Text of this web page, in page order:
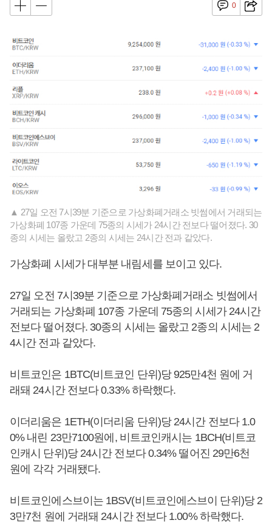
0
▲ 27일 오전 7시39분 기준으로 가상화폐거래소 빗썸에서 거래되는
가상화폐 107종 가운데 75종의 시세가 24시간 전보다 떨어졌다. 30
종의 시세는 올랐고 2종의 시세는 24시간 전과 같았다.
가상화폐 시세가 대부분 내림세를 보이고 있다.
27일 오전 7시39분 기준으로 가상화폐거래소 빗썸에서
거래되는 가상화폐 107종 가운데 75종의 시세가 24시간
전보다 떨어졌다. 30종의 시세는 올랐고 2종의 시세는 2
4시간 전과 같았다.
비트코인은 1BTC(비트코인 단위)당 925만4천 원에 거
래돼 24시간 전보다 0.33% 하락했다.
이더리움은 1ETH(이더리움 단위)당 24시간 전보다 1.0
0% 내린 23만7100원에, 비트코인캐시는 1BCH(비트코
인캐시 단위)당 24시간 전보다 0.34% 떨어진 29만6천
원에 각각 거래됐다.
비트코인에스브이는 1BSV(비트코인에스브이 단위)당 2
3만7천 원에 거래돼 24시간 전보다 1.00% 하락했다.